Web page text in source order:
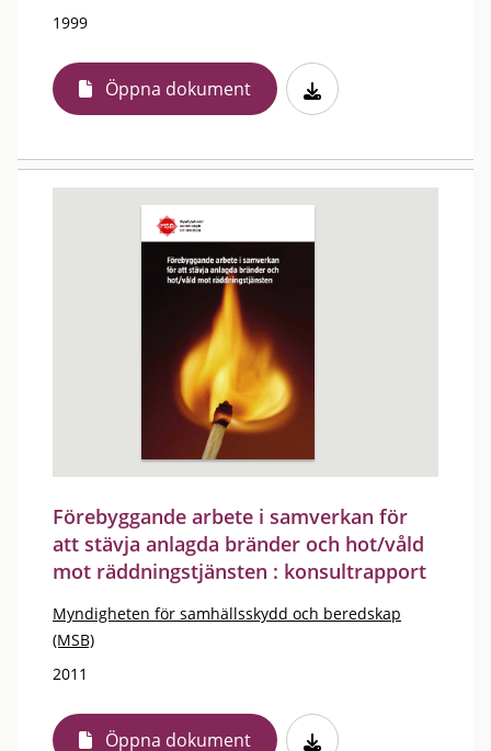
1999
Öppna dokument
Förebyggande arbete i samverkan för
att stävja anlagda bränder och hot/våld
mot räddningstjänsten : konsultrapport
Myndigheten för samhällsskydd och beredskap
(MSB)
2011
Öppna dokument